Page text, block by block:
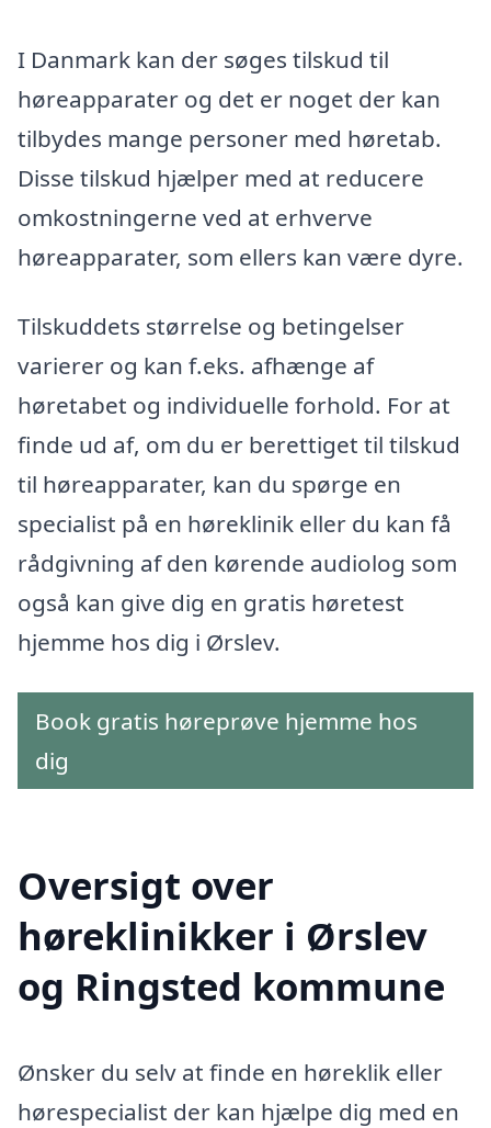
I Danmark kan der søges tilskud til
høreapparater og det er noget der kan
tilbydes mange personer med høretab.
Disse tilskud hjælper med at reducere
omkostningerne ved at erhverve
høreapparater, som ellers kan være dyre.
Tilskuddets størrelse og betingelser
varierer og kan f.eks. afhænge af
høretabet og individuelle forhold. For at
finde ud af, om du er berettiget til tilskud
til høreapparater, kan du spørge en
specialist på en høreklinik eller du kan få
rådgivning af den kørende audiolog som
også kan give dig en gratis høretest
hjemme hos dig i Ørslev.
Book gratis høreprøve hjemme hos
dig
Oversigt over
høreklinikker i Ørslev
og Ringsted kommune
Ønsker du selv at finde en høreklik eller
hørespecialist der kan hjælpe dig med en